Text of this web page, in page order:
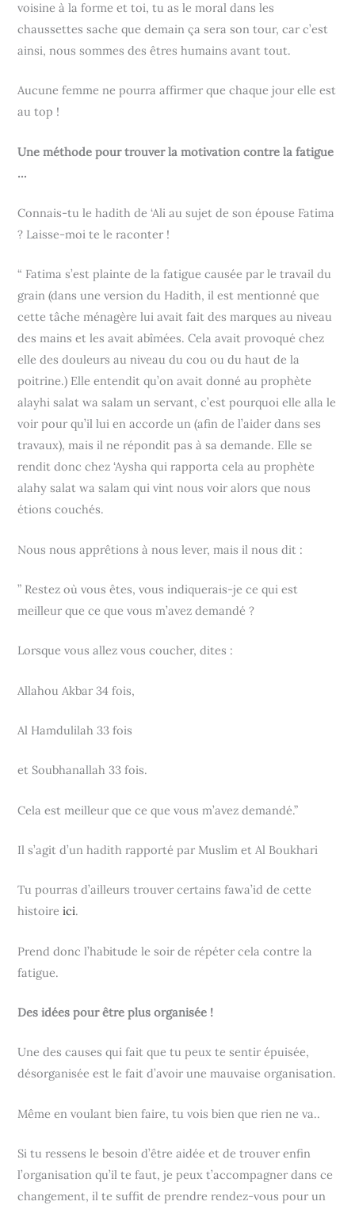
voisine à la forme et toi, tu as le moral dans les
chaussettes sache que demain ça sera son tour, car c’est
ainsi, nous sommes des êtres humains avant tout.
Aucune femme ne pourra affirmer que chaque jour elle est
au top !
Une méthode pour trouver la motivation contre la fatigue
…
Connais-tu le hadith de ‘Ali au sujet de son épouse Fatima
? Laisse-moi te le raconter !
“ Fatima s’est plainte de la fatigue causée par le travail du
grain (dans une version du Hadith, il est mentionné que
cette tâche ménagère lui avait fait des marques au niveau
des mains et les avait abîmées. Cela avait provoqué chez
elle des douleurs au niveau du cou ou du haut de la
poitrine.) Elle entendit qu’on avait donné au prophète
alayhi salat wa salam un servant, c’est pourquoi elle alla le
voir pour qu’il lui en accorde un (afin de l’aider dans ses
travaux), mais il ne répondit pas à sa demande. Elle se
rendit donc chez ‘Aysha qui rapporta cela au prophète
alahy salat wa salam qui vint nous voir alors que nous
étions couchés.
Nous nous apprêtions à nous lever, mais il nous dit :
” Restez où vous êtes, vous indiquerais-je ce qui est
meilleur que ce que vous m’avez demandé ?
Lorsque vous allez vous coucher, dites :
Allahou Akbar 34 fois,
Al Hamdulilah 33 fois
et Soubhanallah 33 fois.
Cela est meilleur que ce que vous m’avez demandé.”
Il s’agit d’un hadith rapporté par Muslim et Al Boukhari
Tu pourras d’ailleurs trouver certains fawa’id de cette
histoire ici.
Prend donc l’habitude le soir de répéter cela contre la
fatigue.
Des idées pour être plus organisée !
Une des causes qui fait que tu peux te sentir épuisée,
désorganisée est le fait d’avoir une mauvaise organisation.
Même en voulant bien faire, tu vois bien que rien ne va..
Si tu ressens le besoin d’être aidée et de trouver enfin
l’organisation qu’il te faut, je peux t’accompagner dans ce
changement, il te suffit de prendre rendez-vous pour un